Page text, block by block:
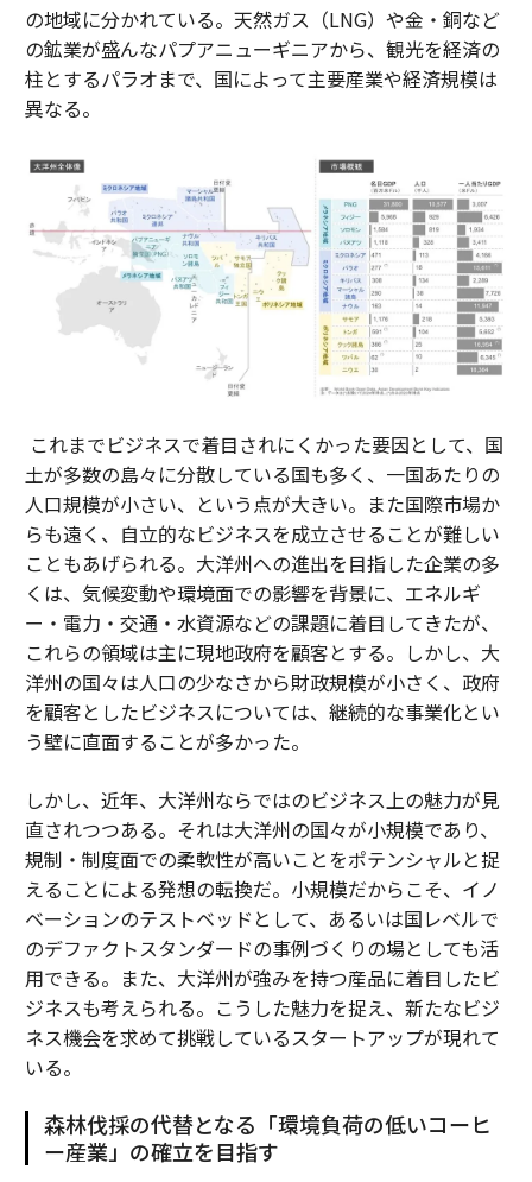
の地域に分かれている。天然ガス（LNG）や金・銅など
の鉱業が盛んなパプアニューギニアから、観光を経済の
柱とするパラオまで、国によって主要産業や経済規模は
異なる。
これまでビジネスで着目されにくかった要因として、国
土が多数の島々に分散している国も多く、一国あたりの
人口規模が小さい、という点が大きい。また国際市場か
らも遠く、自立的なビジネスを成立させることが難しい
こともあげられる。大洋州への進出を目指した企業の多
くは、気候変動や環境面での影響を背景に、エネルギ
ー・電力・交通・水資源などの課題に着目してきたが、
これらの領域は主に現地政府を顧客とする。しかし、大
洋州の国々は人口の少なさから財政規模が小さく、政府
を顧客としたビジネスについては、継続的な事業化とい
う壁に直面することが多かった。
しかし、近年、大洋州ならではのビジネス上の魅力が見
直されつつある。それは大洋州の国々が小規模であり、
規制・制度面での柔軟性が高いことをポテンシャルと捉
えることによる発想の転換だ。小規模だからこそ、イノ
ベーションのテストベッドとして、あるいは国レベルで
のデファクトスタンダードの事例づくりの場としても活
用できる。また、大洋州が強みを持つ産品に着目したビ
ジネスも考えられる。こうした魅力を捉え、新たなビジ
ネス機会を求めて挑戦しているスタートアップが現れて
いる。
森林伐採の代替となる「環境負荷の低いコーヒ
ー産業」の確立を目指す